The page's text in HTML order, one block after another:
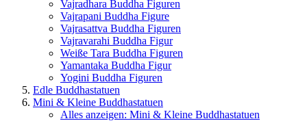
Vajradhara Buddha Figuren
Vajrapani Buddha Figure
Vajrasattva Buddha Figuren
Vajravarahi Buddha Figur
Weiße Tara Buddha Figuren
Yamantaka Buddha Figur
Yogini Buddha Figuren
Edle Buddhastatuen
Mini & Kleine Buddhastatuen
Alles anzeigen: Mini & Kleine Buddhastatuen